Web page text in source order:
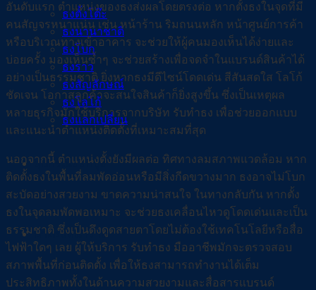
ธงตั้งโต๊ะ
ธงนานาชาติ
ธงโบก
ธงราว
ธงสัญลักษณ์
ธงโลโก้
ธงแลกเปลี่ยน
อุปกรณ์ออกบูธ
ป้ายธงหน้าร้าน
อันดับแรก ตำแหน่งของธงส่งผลโดยตรงต่อ หากตั้งธงในจุดที่มี
คนสัญจรหนาแน่น เช่น หน้าร้าน ริมถนนหลัก หน้าศูนย์การค้า
หรือบริเวณทางเข้าอาคาร จะช่วยให้ผู้คนมองเห็นได้ง่ายและ
บ่อยครั้ง มองเห็นซ้ำๆ จะช่วยสร้างเพื่อจดจำในแบรนด์สินค้าได้
อย่างเป็นธรรมชาติ ยิ่งหากธงมีดีไซน์โดดเด่น สีสันสดใส โลโก้
ชัดเจน โอกาสลูกค้าจะสนใจสินค้าก็ยิ่งสูงขึ้น ซึ่งเป็นเหตุผล
หลายธุรกิจมักใช้บริการจากบริษัท รับทำธง เพื่อช่วยออกแบบ
และแนะนำตำแหน่งติดตั้งที่เหมาะสมที่สุด
นอกจากนี้ ตำแหน่งตั้งยังมีผลต่อ ทิศทางลมสภาพแวดล้อม หาก
ติดตั้งธงในพื้นที่ลมพัดอ่อนหรือมีสิ่งกีดขวางมาก ธงอาจไม่โบก
สะบัดอย่างสวยงาม ขาดความน่าสนใจ ในทางกลับกัน หากตั้ง
ธงในจุดลมพัดพอเหมาะ จะช่วยธงเคลื่อนไหวดูโดดเด่นและเป็น
ธรรมชาติ ซึ่งเป็นดึงดูดสายตาโดยไม่ต้องใช้เทคโนโลยีหรือสื่อ
ไฟฟ้าใดๆ เลย ผู้ให้บริการ รับทำธง มืออาชีพมักจะตรวจสอบ
สภาพพื้นที่ก่อนติดตั้ง เพื่อให้ธงสามารถทำงานได้เต็ม
ประสิทธิภาพทั้งในด้านความสวยงามและสื่อสารแบรนด์